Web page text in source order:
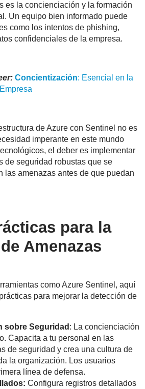
es la concienciación y la formación
Un equipo bien informado puede
como los intentos de phishing,
confidenciales de la empresa.
Concientización: Esencial en la
de Azure con Sentinel no es
imperante en este mundo
el deber es implementar
de seguridad robustas que se
las amenazas antes de que puedan
para la
Amenazas
como Azure Sentinel, aquí
para mejorar la detección de
sobre Seguridad : La concienciación
Capacita a tu personal en las
de seguridad y crea una cultura de
la organización. Los usuarios
línea de defensa.
Configura registros detallados